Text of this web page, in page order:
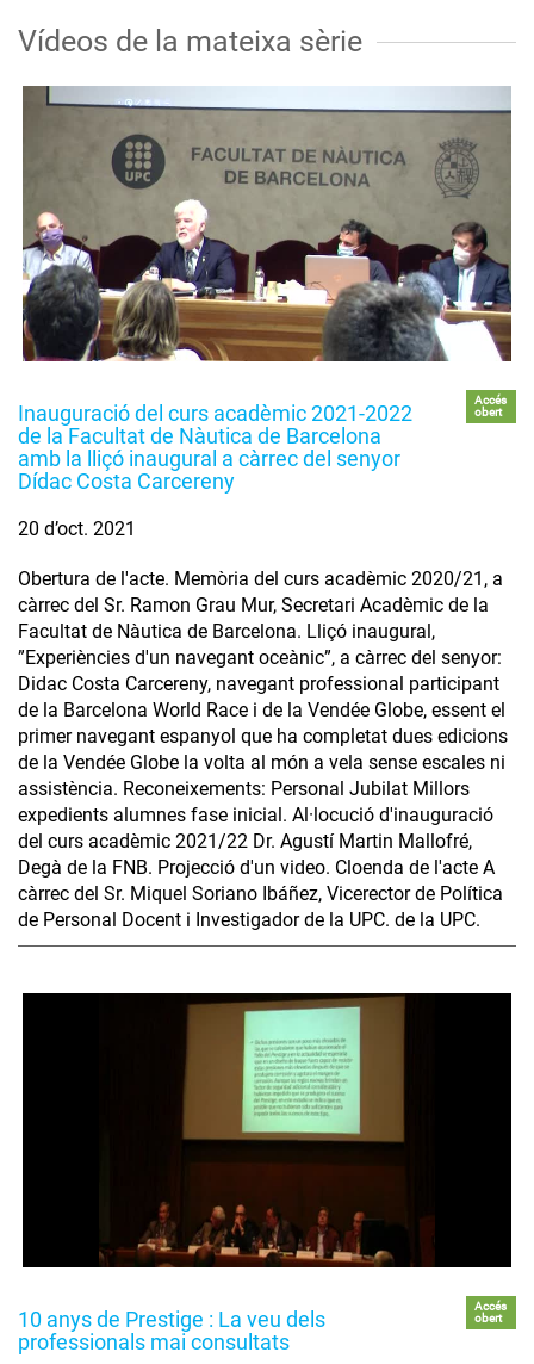
Vídeos de la mateixa sèrie
Inauguració del curs acadèmic 2021-2022
de la Facultat de Nàutica de Barcelona
amb la lliçó inaugural a càrrec del senyor
Dídac Costa Carcereny
Accés
obert
20 d’oct. 2021
Obertura de l'acte. Memòria del curs acadèmic 2020/21, a
càrrec del Sr. Ramon Grau Mur, Secretari Acadèmic de la
Facultat de Nàutica de Barcelona. Lliçó inaugural,
”Experiències d'un navegant oceànic”, a càrrec del senyor:
Didac Costa Carcereny, navegant professional participant
de la Barcelona World Race i de la Vendée Globe, essent el
primer navegant espanyol que ha completat dues edicions
de la Vendée Globe la volta al món a vela sense escales ni
assistència. Reconeixements: Personal Jubilat Millors
expedients alumnes fase inicial. Al·locució d'inauguració
del curs acadèmic 2021/22 Dr. Agustí Martin Mallofré,
Degà de la FNB. Projecció d'un video. Cloenda de l'acte A
càrrec del Sr. Miquel Soriano Ibáñez, Vicerector de Política
de Personal Docent i Investigador de la UPC. de la UPC.
10 anys de Prestige : La veu dels
professionals mai consultats
Accés
obert